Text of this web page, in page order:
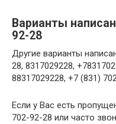
Варианты
92-28
Другие варианты
28, 8317029228,
88317029228, +7 (831)
Если у Вас есть
702-92-28 или часто